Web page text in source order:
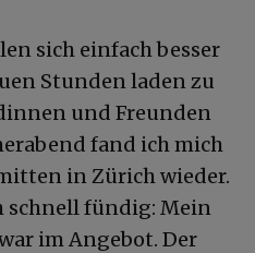
sich einfach besser
Stunden laden zu
und Freunden
fand ich mich
in Zürich wieder.
schnell fündig: Mein
im Angebot. Der